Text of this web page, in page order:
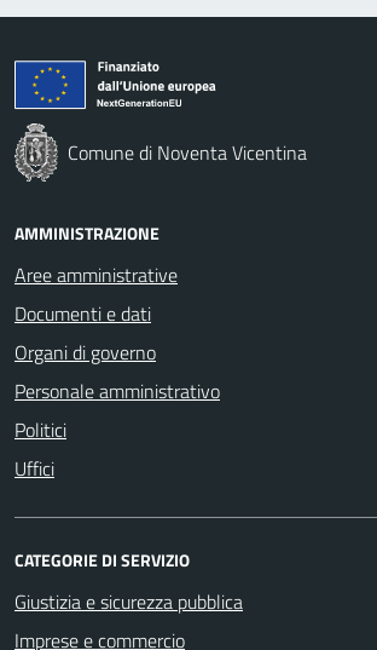
Comune di Noventa Vicentina
AMMINISTRAZIONE
Aree amministrative
Documenti e dati
Organi di governo
Personale amministrativo
Politici
Uffici
CATEGORIE DI SERVIZIO
Giustizia e sicurezza pubblica
Imprese e commercio